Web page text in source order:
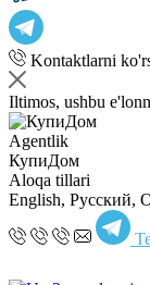
Kontaktlarni
Iltimos, ushbu
Agentlik
КупиДом
Aloqa tillari
English, Русский,